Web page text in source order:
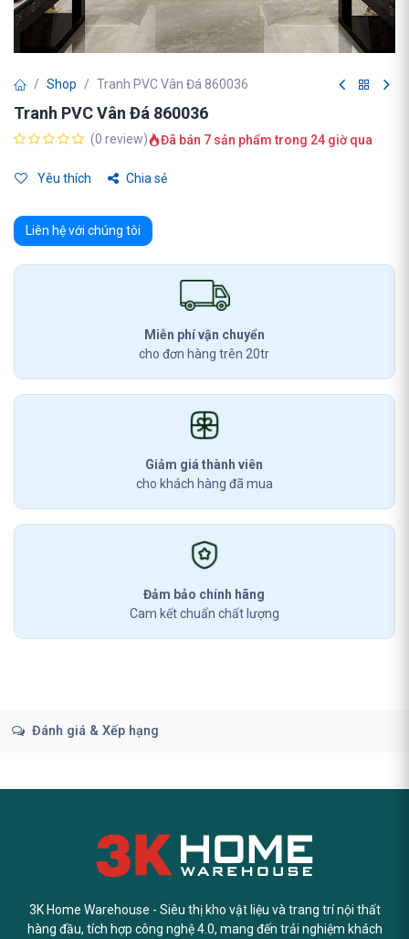
Shop Tranh PVC Vân Đá 860036
Tranh PVC Vân Đá 860036
(0 review) Đã bán 7 sản phẩm trong 24 giờ qua
Yêu thích Chia sẻ
Liên hệ với chúng tôi
Miễn phí vận chuyển
cho đơn hàng trên 20tr
Giảm giá thành viên
cho khách hàng đã mua
Đảm bảo chính hãng
Cam kết chuẩn chất lượng
Đánh giá & Xếp hạng
3K Home Warehouse - Siêu thị kho vật liệu và trang trí nội thất
hàng đầu, tích hợp công nghệ 4.0, mang đến trải nghiệm khách